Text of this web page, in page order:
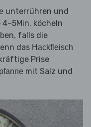
unterrühren und
köcheln
falls die
das Hackfleisch
Prise
mit Salz und